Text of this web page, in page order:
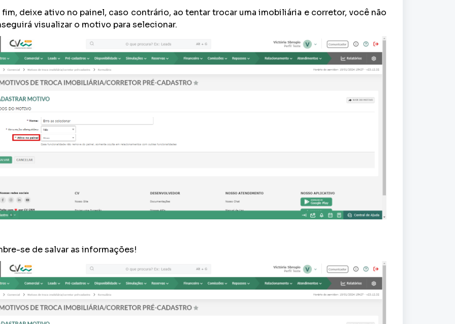
fim, deixe ativo no painel, caso contrário, ao tentar trocar uma imobiliária e corretor, você não
visualizar o motivo para selecionar.
se de salvar as informações!